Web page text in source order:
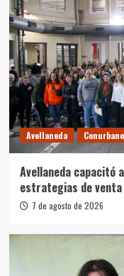
Avellaneda Conurbano
Avellaneda capacitó
estrategias de
7 de agosto de 2026